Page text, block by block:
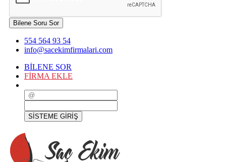
Bilene Soru Sor
554 564 93 54
info@sacekimfirmalari.com
BİLENE SOR
FİRMA EKLE
SİSTEME GİRİŞ